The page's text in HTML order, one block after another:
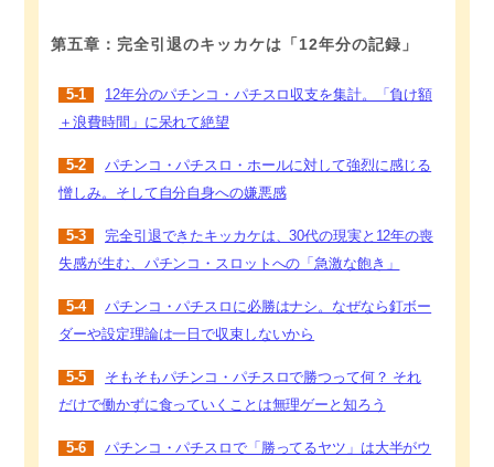
第五章：完全引退のキッカケは「12年分の記録」
5-1
12年分のパチンコ・パチスロ収支を集計。「負け額
＋浪費時間」に呆れて絶望
5-2
パチンコ・パチスロ・ホールに対して強烈に感じる
憎しみ。そして自分自身への嫌悪感
5-3
完全引退できたキッカケは、30代の現実と12年の喪
失感が生む、パチンコ・スロットへの「急激な飽き」
5-4
パチンコ・パチスロに必勝はナシ。なぜなら釘ボー
ダーや設定理論は一日で収束しないから
5-5
そもそもパチンコ・パチスロで勝つって何？ それ
だけで働かずに食っていくことは無理ゲーと知ろう
5-6
パチンコ・パチスロで「勝ってるヤツ」は大半がウ